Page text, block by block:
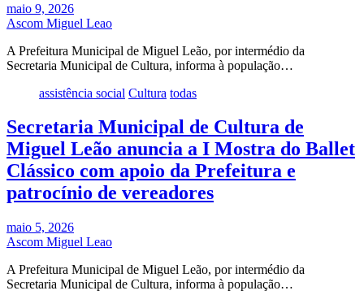
maio 9, 2026
Ascom Miguel Leao
A Prefeitura Municipal de Miguel Leão, por intermédio da
Secretaria Municipal de Cultura, informa à população…
assistência social Cultura todas
Secretaria Municipal de Cultura de
Miguel Leão anuncia a I Mostra do Ballet
Clássico com apoio da Prefeitura e
patrocínio de vereadores
maio 5, 2026
Ascom Miguel Leao
A Prefeitura Municipal de Miguel Leão, por intermédio da
Secretaria Municipal de Cultura, informa à população…